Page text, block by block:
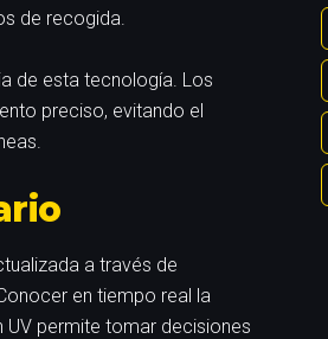
de recogida.
de esta tecnología. Los
preciso, evitando el
a través de
en tiempo real la
permite tomar decisiones